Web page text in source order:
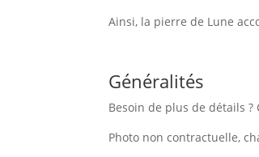
Ainsi, la pierre de Lune
Généralités
Besoin de plus de détails
Photo non contractuelle,